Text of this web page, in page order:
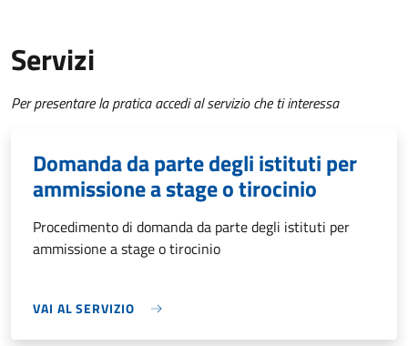
Servizi
Per presentare la pratica accedi al servizio che ti interessa
Domanda da parte degli istituti per
ammissione a stage o tirocinio
Procedimento di domanda da parte degli istituti per
ammissione a stage o tirocinio
VAI AL SERVIZIO